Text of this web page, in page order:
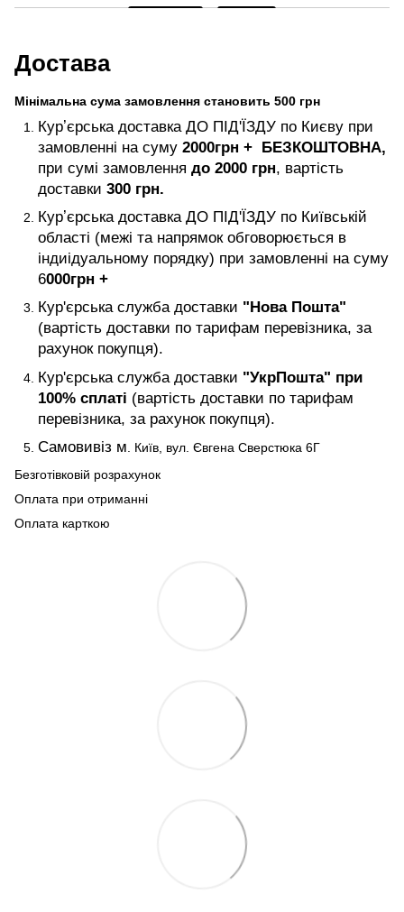
Достава
Мінімальна сума замовлення становить 500 грн
Курʼєрська доставка ДО ПІД'ЇЗДУ по Києву при
замовленні на суму 2000грн + БЕЗКОШТОВНА,
при сумі замовлення до 2000 грн, вартість
доставки 300 грн.
Курʼєрська доставка ДО ПІД'ЇЗДУ по Київській
області (межі та напрямок обговорюється в
індиідуальному порядку) при замовленні на суму
6000грн +
Кур'єрська служба доставки "Нова Пошта"
(вартість доставки по тарифам перевізника, за
рахунок покупця).
Кур'єрська служба доставки "УкрПошта" при
100% сплаті (вартість доставки по тарифам
перевізника, за рахунок покупця).
Самовивіз м . Київ, вул. Євгена Сверстюка 6Г
Безготівковій розрахунок
Оплата при отриманні
Оплата карткою